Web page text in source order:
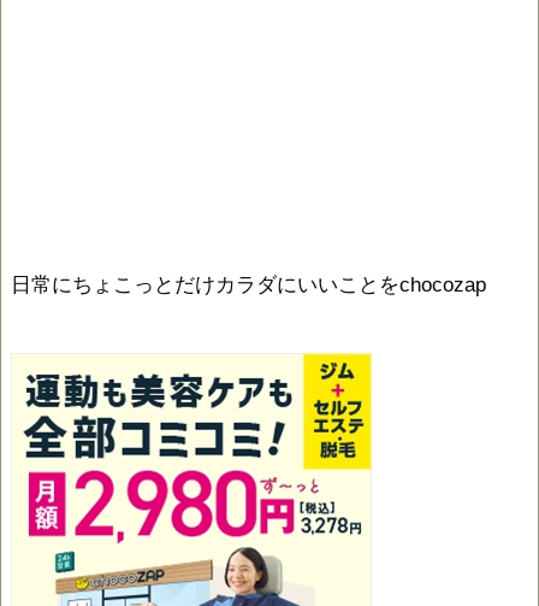
日常にちょこっとだけカラダにいいことをchocozap